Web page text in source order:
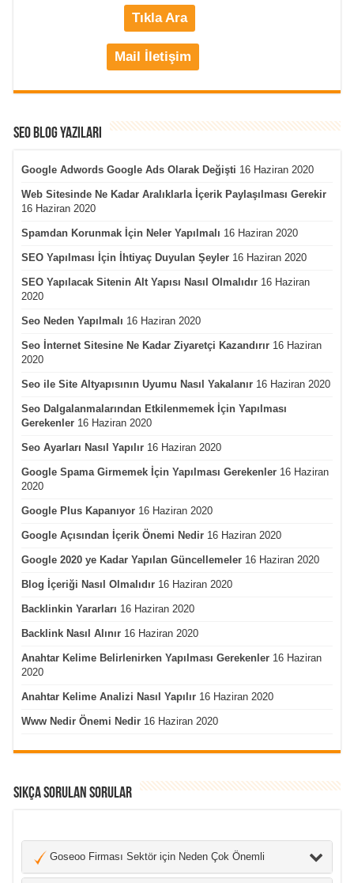
Tıkla Ara
Mail İletişim
Seo Blog Yazıları
Google Adwords Google Ads Olarak Değişti 16 Haziran 2020
Web Sitesinde Ne Kadar Aralıklarla İçerik Paylaşılması Gerekir
16 Haziran 2020
Spamdan Korunmak İçin Neler Yapılmalı 16 Haziran 2020
SEO Yapılması İçin İhtiyaç Duyulan Şeyler 16 Haziran 2020
SEO Yapılacak Sitenin Alt Yapısı Nasıl Olmalıdır 16 Haziran
2020
Seo Neden Yapılmalı 16 Haziran 2020
Seo İnternet Sitesine Ne Kadar Ziyaretçi Kazandırır 16 Haziran
2020
Seo ile Site Altyapısının Uyumu Nasıl Yakalanır 16 Haziran 2020
Seo Dalgalanmalarından Etkilenmemek İçin Yapılması
Gerekenler 16 Haziran 2020
Seo Ayarları Nasıl Yapılır 16 Haziran 2020
Google Spama Girmemek İçin Yapılması Gerekenler 16 Haziran
2020
Google Plus Kapanıyor 16 Haziran 2020
Google Açısından İçerik Önemi Nedir 16 Haziran 2020
Google 2020 ye Kadar Yapılan Güncellemeler 16 Haziran 2020
Blog İçeriği Nasıl Olmalıdır 16 Haziran 2020
Backlinkin Yararları 16 Haziran 2020
Backlink Nasıl Alınır 16 Haziran 2020
Anahtar Kelime Belirlenirken Yapılması Gerekenler 16 Haziran
2020
Anahtar Kelime Analizi Nasıl Yapılır 16 Haziran 2020
Www Nedir Önemi Nedir 16 Haziran 2020
Sıkça Sorulan Sorular
Goseoo Firması Sektör için Neden Çok Önemli